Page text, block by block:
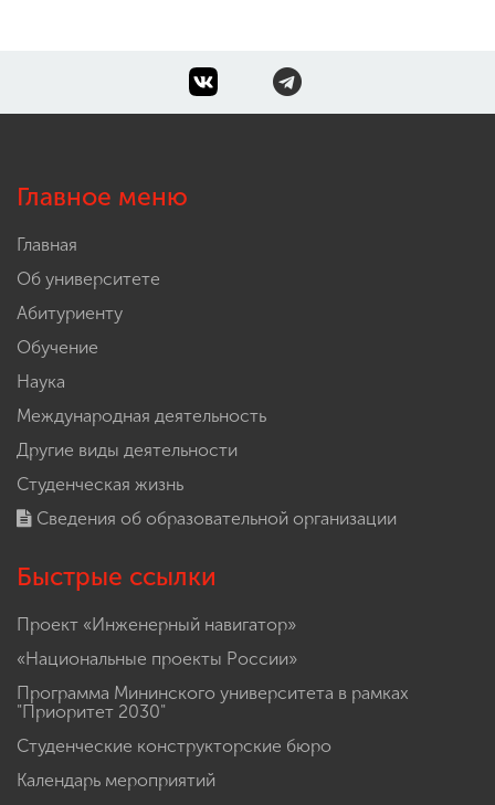
Главное меню
Главная
Об университете
Абитуриенту
Обучение
Наука
Международная деятельность
Другие виды деятельности
Студенческая жизнь
Сведения об образовательной организации
Быстрые ссылки
Проект «Инженерный навигатор»
«Национальные проекты России»
Программа Мининского университета в рамках
"Приоритет 2030"
Студенческие конструкторские бюро
Календарь мероприятий